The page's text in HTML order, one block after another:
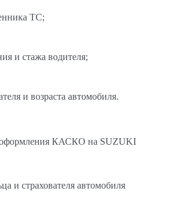
ТС;
и стажа водителя;
и возраста автомобиля.
оформления КАСКО на SUZUKI
и страхователя автомобиля